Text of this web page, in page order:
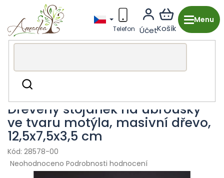
obsah
Hledat
Dřevěná výroba z Česka
Stojánky na ubrousky
Dřevěný stojánek na ubrousky
ve tvaru motýla, masivní dřevo,
12,5x7,5x3,5 cm
28578-00
Průměrné
hodnocení
Neohodnoceno Podrobnosti hodnocení